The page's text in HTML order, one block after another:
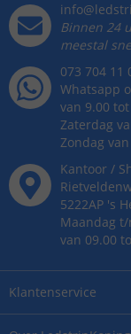
Klantenservice
Binnen 24
meestal
073 704 11
Whatsapp
van 9.00
Zaterdag
Zondag
Kantoor /
5222AP 's
Maandag
van 09.00